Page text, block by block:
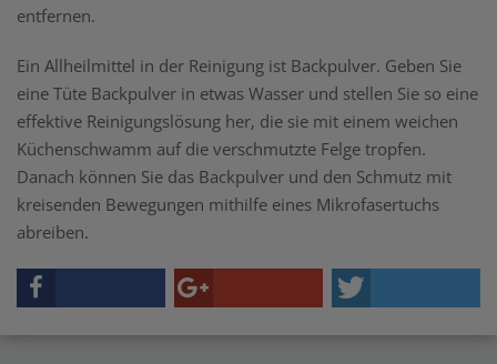
entfernen.
Ein Allheilmittel in der Reinigung ist Backpulver. Geben Sie
eine Tüte Backpulver in etwas Wasser und stellen Sie so eine
effektive Reinigungslösung her, die sie mit einem weichen
Küchenschwamm auf die verschmutzte Felge tropfen.
Danach können Sie das Backpulver und den Schmutz mit
kreisenden Bewegungen mithilfe eines Mikrofasertuchs
abreiben.